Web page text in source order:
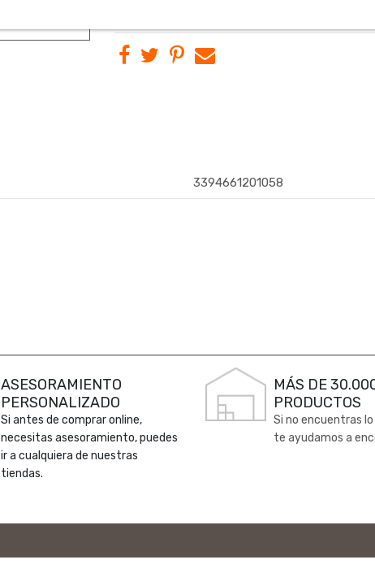
3394661201058
ASESORAMIENTO
PERSONALIZADO
Si antes de comprar online,
necesitas asesoramiento, puedes
ir a cualquiera de nuestras
tiendas.
MÁS DE
PRODUCTOS
Si no encuentras
te ayudamos a